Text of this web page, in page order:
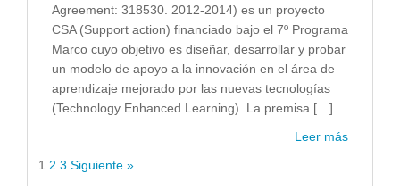
Agreement: 318530. 2012-2014) es un proyecto
CSA (Support action) financiado bajo el 7º Programa
Marco cuyo objetivo es diseñar, desarrollar y probar
un modelo de apoyo a la innovación en el área de
aprendizaje mejorado por las nuevas tecnologías
(Technology Enhanced Learning) La premisa […]
Leer más
1 2 3 Siguiente »